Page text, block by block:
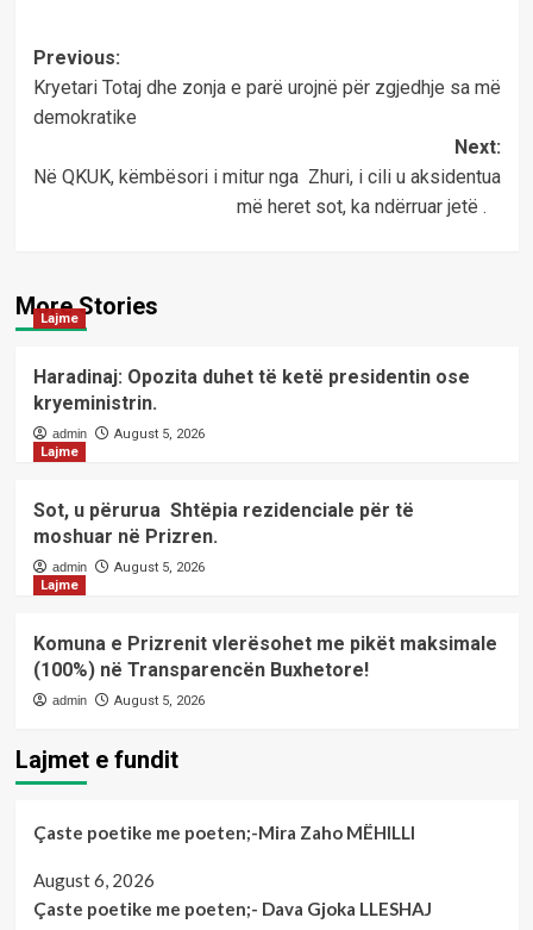
Post
navigation
Previous:
Kryetari Totaj dhe zonja e parë urojnë për zgjedhje sa më
demokratike
Next:
Në QKUK, këmbësori i mitur nga Zhuri, i cili u aksidentua
më heret sot, ka ndërruar jetë .
More Stories
Lajme
Haradinaj: Opozita duhet të ketë presidentin ose
kryeministrin.
admin
August 5, 2026
Lajme
Sot, u përurua Shtëpia rezidenciale për të
moshuar në Prizren.
admin
August 5, 2026
Lajme
Komuna e Prizrenit vlerësohet me pikët maksimale
(100%) në Transparencën Buxhetore!
admin August 5, 2026
Lajmet e fundit
Çaste poetike me poeten;-Mira Zaho MËHILLI
August 6, 2026
Çaste poetike me poeten;- Dava Gjoka LLESHAJ